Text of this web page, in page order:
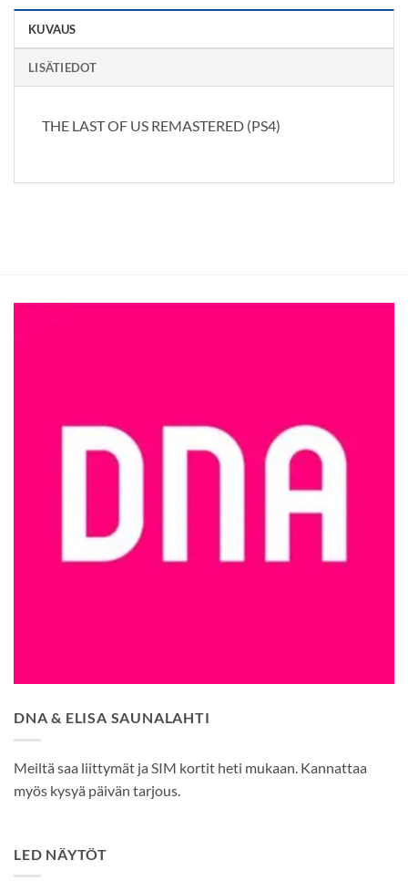
KUVAUS
LISÄTIEDOT
THE LAST OF US REMASTERED (PS4)
DNA & ELISA SAUNALAHTI
Meiltä saa liittymät ja SIM kortit heti mukaan. Kannattaa
myös kysyä päivän tarjous.
LED NÄYTÖT